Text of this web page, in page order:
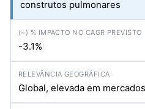
construtos pulmonares
-3.1%
Global, elevada em